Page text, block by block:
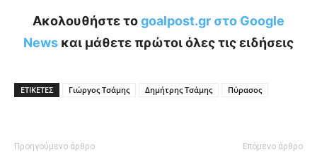
Ακολουθήστε τοgoalpost.gr στο Google
News και μάθετε πρώτοι όλες τις ειδήσεις
ΕΤΙΚΕΤΕΣ Γιώργος Τσάμης Δημήτρης Τσάμης Πύρασος
Προηγούμενο άρθρο Επόμενο άρθρο